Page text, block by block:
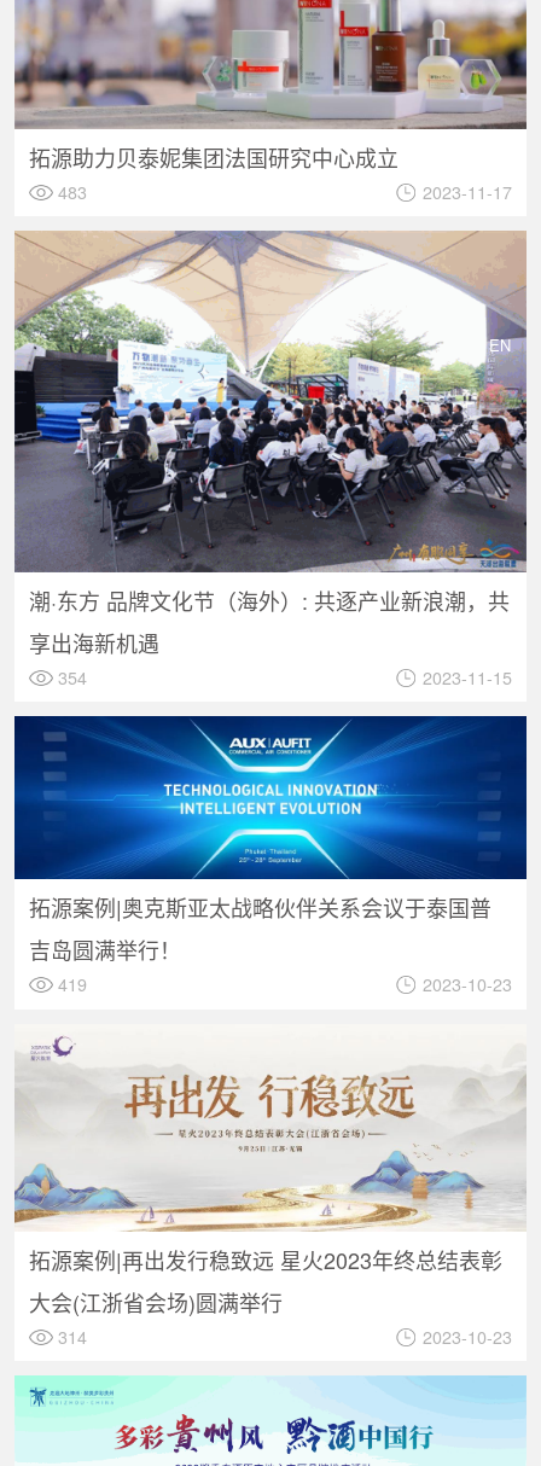
EN
拓源助力贝泰妮集团法国研究中心成立
483 2023-11-17
潮·东方 品牌文化节（海外）: 共逐产业新浪潮，共
享出海新机遇
354 2023-11-15
拓源案例|奥克斯亚太战略伙伴关系会议于泰国普
吉岛圆满举行！
419 2023-10-23
拓源案例|再出发行稳致远 星火2023年终总结表彰
大会(江浙省会场)圆满举行
314 2023-10-23